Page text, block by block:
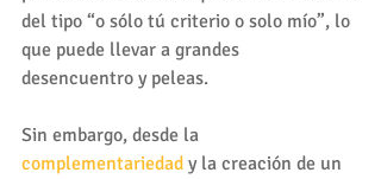
del tipo “o sólo tú criterio o solo mío”, lo
que puede llevar a grandes
desencuentro y peleas.
Sin embargo, desde la
complementariedad y la creación de un